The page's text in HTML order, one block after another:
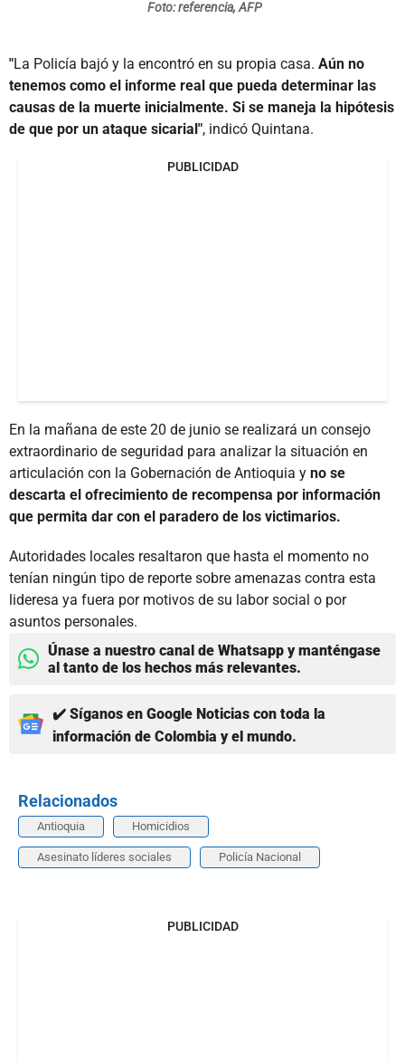
Foto: referencia, AFP
"La Policía bajó y la encontró en su propia casa. Aún no
tenemos como el informe real que pueda determinar las
causas de la muerte inicialmente. Si se maneja la hipótesis
de que por un ataque sicarial", indicó Quintana.
PUBLICIDAD
En la mañana de este 20 de junio se realizará un consejo
extraordinario de seguridad para analizar la situación en
articulación con la Gobernación de Antioquia y no se
descarta el ofrecimiento de recompensa por información
que permita dar con el paradero de los victimarios.
Autoridades locales resaltaron que hasta el momento no
tenían ningún tipo de reporte sobre amenazas contra esta
lideresa ya fuera por motivos de su labor social o por
asuntos personales.
Únase a nuestro canal de Whatsapp y manténgase
al tanto de los hechos más relevantes.
✔️ Síganos en Google Noticias con toda la
información de Colombia y el mundo.
Relacionados
Antioquia Homicidios
Asesinato líderes sociales Policía Nacional
PUBLICIDAD